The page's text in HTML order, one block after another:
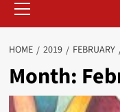
Menu
HOME 2019 FEBRUARY
Month: